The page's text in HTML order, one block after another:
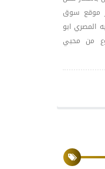
موقع سوق
المصري ابو
من محبي